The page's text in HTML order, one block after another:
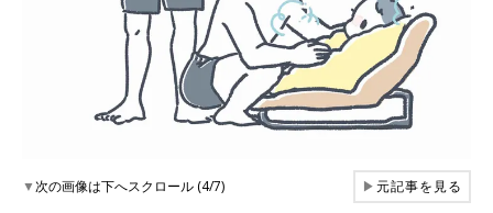
▼次の画像は下へスクロール (4/7) ▶元記事を見る